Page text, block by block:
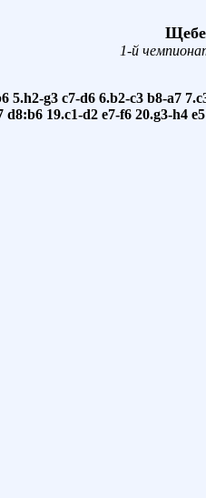
1-й
5.h2-g3 c7-d6 6.b2-c3 b8-a7
d8:b6 19.c1-d2 e7-f6 20.g3-h4